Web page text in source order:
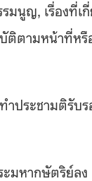
มนูญ, เรื่องที่เ
ติตามหน้าที่หรื
ประชามติรับร
มหากษัตริย์ลง